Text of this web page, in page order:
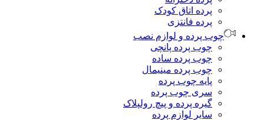
پرده اتاق کودک
پرده فانتزی
پرده و لوازم نصب
چوب پرده پانچی
چوب پرده ساده
چوب پرده مینیمال
پایه چوب پرده
سری چوب پرده
گیره پرده و پیچ رولپلاک
سایر لوازم پرده